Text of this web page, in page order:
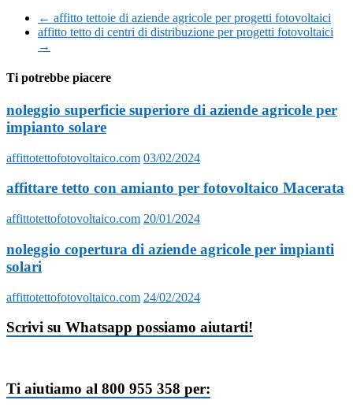
← affitto tettoie di aziende agricole per progetti fotovoltaici
affitto tetto di centri di distribuzione per progetti fotovoltaici
→
Ti potrebbe piacere
noleggio superficie superiore di aziende agricole per
impianto solare
affittotettofotovoltaico.com 03/02/2024
affittare tetto con amianto per fotovoltaico Macerata
affittotettofotovoltaico.com 20/01/2024
noleggio copertura di aziende agricole per impianti
solari
affittotettofotovoltaico.com 24/02/2024
Scrivi su Whatsapp possiamo aiutarti!
Ti aiutiamo al 800 955 358 per: